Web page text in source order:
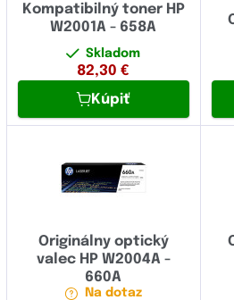
Kompatibilný toner HP
W2001A - 658A
Skladom
82,30 €
Kúpiť
Originálny optický
valec HP W2004A -
660A
Na dotaz